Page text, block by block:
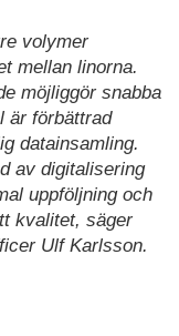
volymer
mellan linorna.
möjliggör snabba
är förbättrad
datainsamling.
av digitalisering
uppföljning och
kvalitet, säger
Ulf Karlsson.